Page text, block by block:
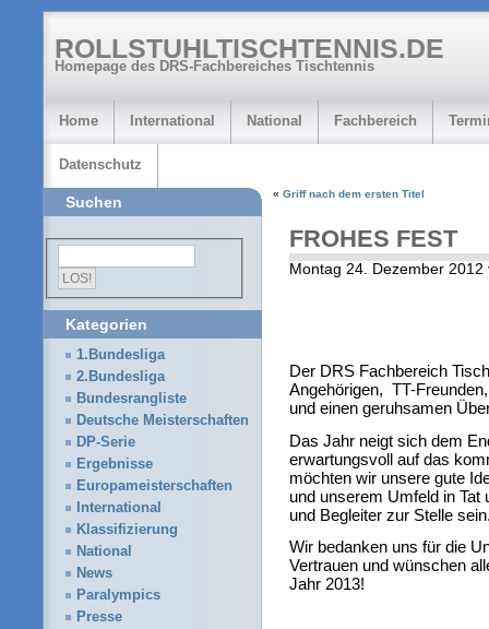
ROLLSTUHLTISCHTENNIS.DE
Homepage des DRS-Fachbereiches Tischtennis
Home International National Fachbereich
Datenschutz
« Griff nach dem ersten Titel
FROHES FEST
Montag 24. Dezember 2012
Der DRS Fachbereich
Angehörigen, TT-
und einen geruhsamen
Das Jahr neigt sich dem
erwartungsvoll auf das
möchten wir unsere gute
und unserem Umfeld in
und Begleiter zur Stelle
Wir bedanken uns für die
Vertrauen und wünschen
Jahr 2013!
Suchen
Kategorien
1.Bundesliga
2.Bundesliga
Bundesrangliste
Deutsche Meisterschaften
DP-Serie
Ergebnisse
Europameisterschaften
International
Klassifizierung
National
News
Paralympics
Presse